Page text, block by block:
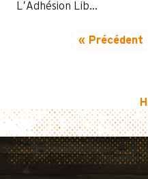
L’Adhésion Lib...
« Précédent